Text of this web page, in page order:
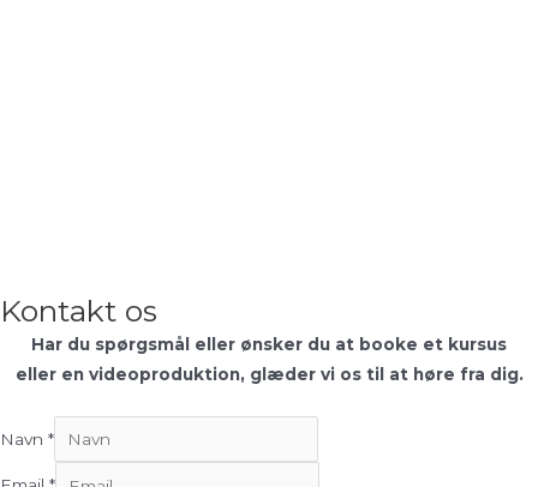
Kontakt os
Har du spørgsmål eller ønsker du at booke et kursus
eller en videoproduktion, glæder vi os til at høre fra dig.
Navn *